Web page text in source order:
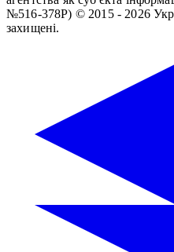
№516-378Р) © 2015 - 2026
захищені.